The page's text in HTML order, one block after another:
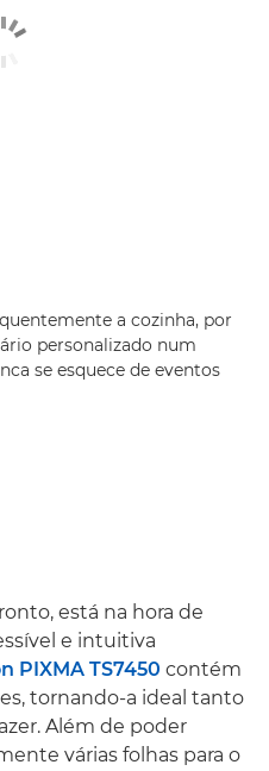
a cozinha, por
personalizado num
se esquece de eventos
está na hora de
e intuitiva
PIXMA TS7450 contém
tornando-a ideal tanto
Além de poder
várias folhas para o